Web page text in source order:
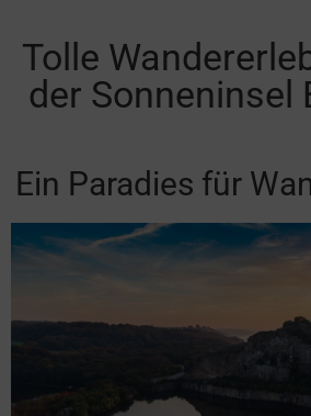
Tolle
der Sonneninsel
Ein Paradies für